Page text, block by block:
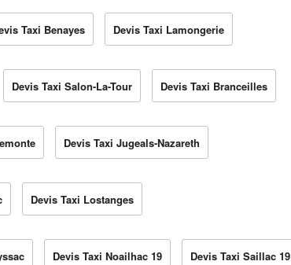
Taxi Benayes Devis Taxi Lamongerie
Devis Taxi Salon-La-Tour Devis Taxi Branceilles
Devis Taxi Jugeals-Nazareth
Devis Taxi Lostanges
Devis Taxi Noailhac 19 Devis Taxi Saillac 19